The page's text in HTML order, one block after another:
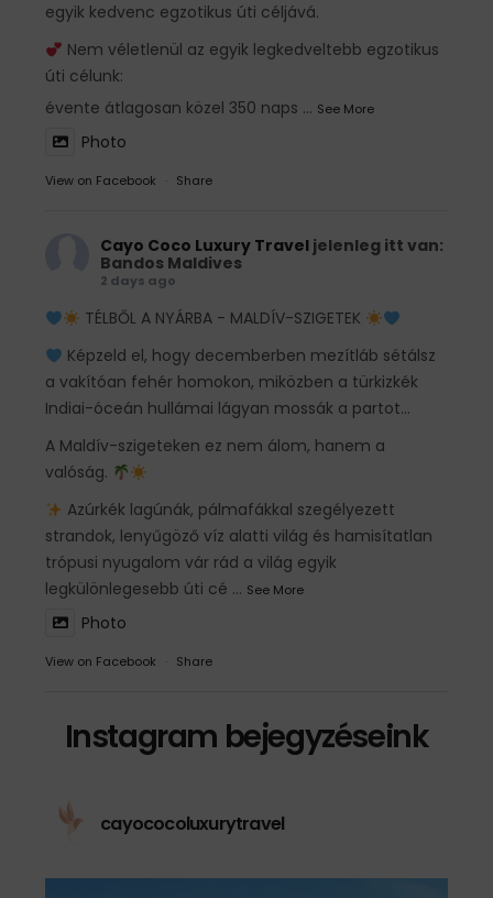
egyik kedvenc egzotikus úti céljává.
Nem véletlenül az egyik legkedveltebb egzotikus
úti célunk:
évente átlagosan közel 350 naps ... See More
Photo
View on Facebook · Share
Cayo Coco Luxury Travel jelenleg itt van:
Bandos Maldives
2 days ago
TÉLBŐL A NYÁRBA - MALDÍV-SZIGETEK
Képzeld el, hogy decemberben mezítláb sétálsz
a vakítóan fehér homokon, miközben a türkizkék
Indiai-óceán hullámai lágyan mossák a partot…
A Maldív-szigeteken ez nem álom, hanem a
valóság.
Azúrkék lagúnák, pálmafákkal szegélyezett
strandok, lenyűgöző víz alatti világ és hamisítatlan
trópusi nyugalom vár rád a világ egyik
legkülönlegesebb úti cé ... See More
Photo
View on Facebook · Share
Instagram bejegyzéseink
cayococoluxurytravel